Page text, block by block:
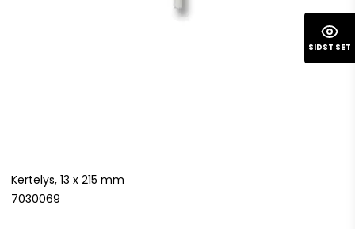
Kertelys, 13 x 215 mm
7030069
SIDST SET